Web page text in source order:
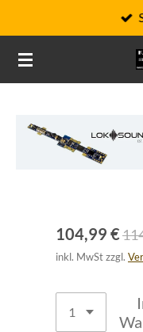
Hauptinhalt
springen
104,99 €
inkl. MwSt zzgl.